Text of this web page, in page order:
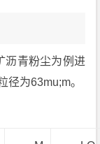
沥青粉尘为例进
径为63mu;m。